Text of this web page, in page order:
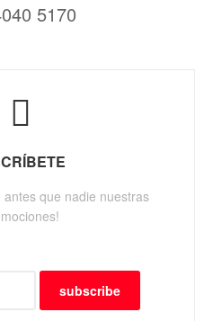
5170
antes que nadie nuestras
subscribe